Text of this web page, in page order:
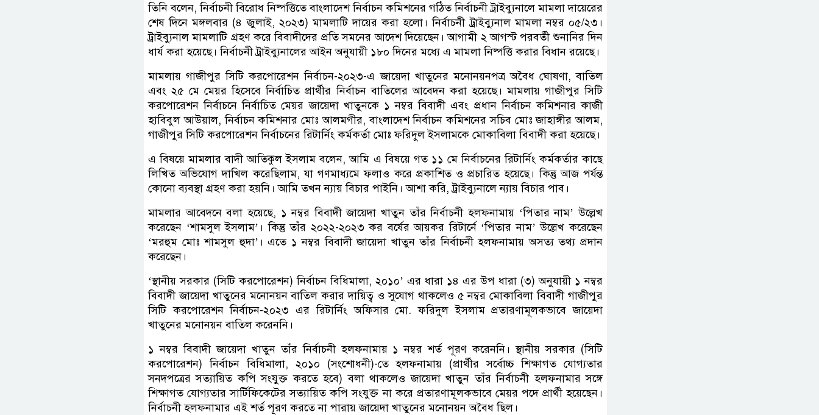
তিনি বলেন, নির্বাচনী বিরোধ নিষ্পত্তিতে বাংলাদেশ নির্বাচন কমিশনের গঠিত নির্বাচনী ট্রাইব্যুনালে মামলা দায়েরের
শেষ দিনে মঙ্গলবার (৪ জুলাই, ২০২৩) মামলাটি দায়ের করা হলো। নির্বাচনী ট্রাইব্যুনাল মামলা নম্বর ০৫/২৩।
ট্রাইব্যুনাল মামলাটি গ্রহণ করে বিবাদীদের প্রতি সমনের আদেশ দিয়েছেন। আগামী ২ আগস্ট পরবর্তী শুনানির দিন
ধার্য করা হয়েছে। নির্বাচনী ট্রাইব্যুনালের আইন অনুযায়ী ১৮০ দিনের মধ্যে এ মামলা নিষ্পত্তি করার বিধান রয়েছে।
মামলায় গাজীপুর সিটি করপোরেশন নির্বাচন-২০২৩-এ জায়েদা খাতুনের মনোনয়নপত্র অবৈধ ঘোষণা, বাতিল
এবং ২৫ মে মেয়র হিসেবে নির্বাচিত প্রার্থীর নির্বাচন বাতিলের আবেদন করা হয়েছে। মামলায় গাজীপুর সিটি
করপোরেশন নির্বাচনে নির্বাচিত মেয়র জায়েদা খাতুনকে ১ নম্বর বিবাদী এবং প্রধান নির্বাচন কমিশনার কাজী
হাবিবুল আউয়াল, নির্বাচন কমিশনার মোঃ আলমগীর, বাংলাদেশ নির্বাচন কমিশনের সচিব মোঃ জাহাঙ্গীর আলম,
গাজীপুর সিটি করপোরেশন নির্বাচনের রিটার্নিং কর্মকর্তা মোঃ ফরিদুল ইসলামকে মোকাবিলা বিবাদী করা হয়েছে।
এ বিষয়ে মামলার বাদী আতিকুল ইসলাম বলেন, আমি এ বিষয়ে গত ১১ মে নির্বাচনের রিটার্নিং কর্মকর্তার কাছে
লিখিত অভিযোগ দাখিল করেছিলাম, যা গণমাধ্যমে ফলাও করে প্রকাশিত ও প্রচারিত হয়েছে। কিন্তু আজ পর্যন্ত
কোনো ব্যবস্থা গ্রহণ করা হয়নি। আমি তখন ন্যায় বিচার পাইনি। আশা করি, ট্রাইব্যুনালে ন্যায় বিচার পাব।
মামলার আবেদনে বলা হয়েছে, ১ নম্বর বিবাদী জায়েদা খাতুন তাঁর নির্বাচনী হলফনামায় ‘পিতার নাম’ উল্লেখ
করেছেন ‘শামসুল ইসলাম’। কিন্তু তাঁর ২০২২-২০২৩ কর বর্ষের আয়কর রিটার্নে ‘পিতার নাম’ উল্লেখ করেছেন
‘মরহুম মোঃ শামসুল হুদা’। এতে ১ নম্বর বিবাদী জায়েদা খাতুন তাঁর নির্বাচনী হলফনামায় অসত্য তথ্য প্রদান
করেছেন।
‘স্থানীয় সরকার (সিটি করপোরেশন) নির্বাচন বিধিমালা, ২০১০’ এর ধারা ১৪ এর উপ ধারা (৩) অনুযায়ী ১ নম্বর
বিবাদী জায়েদা খাতুনের মনোনয়ন বাতিল করার দায়িত্ব ও সুযোগ থাকলেও ৫ নম্বর মোকাবিলা বিবাদী গাজীপুর
সিটি করপোরেশন নির্বাচন-২০২৩ এর রিটার্নিং অফিসার মো. ফরিদুল ইসলাম প্রতারণামূলকভাবে জায়েদা
খাতুনের মনোনয়ন বাতিল করেননি।
১ নম্বর বিবাদী জায়েদা খাতুন তাঁর নির্বাচনী হলফনামায় ১ নম্বর শর্ত পূরণ করেননি। স্থানীয় সরকার (সিটি
করপোরেশন) নির্বাচন বিধিমালা, ২০১০ (সংশোধনী)-তে হলফনামায় (প্রার্থীর সর্বোচ্চ শিক্ষাগত যোগ্যতার
সনদপত্রের সত্যায়িত কপি সংযুক্ত করতে হবে) বলা থাকলেও জায়েদা খাতুন তাঁর নির্বাচনী হলফনামার সঙ্গে
শিক্ষাগত যোগ্যতার সার্টিফিকেটের সত্যায়িত কপি সংযুক্ত না করে প্রতারণামূলকভাবে মেয়র পদে প্রার্থী হয়েছেন।
নির্বাচনী হলফনামার এই শর্ত পূরণ করতে না পারায় জায়েদা খাতুনের মনোনয়ন অবৈধ ছিল।